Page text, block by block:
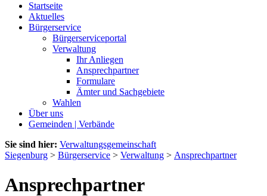
Startseite
Aktuelles
Bürgerservice
Bürgerserviceportal
Verwaltung
Ihr Anliegen
Ansprechpartner
Formulare
Ämter und Sachgebiete
Wahlen
Über uns
Gemeinden | Verbände
Sie sind hier: Verwaltungsgemeinschaft
Siegenburg > Bürgerservice > Verwaltung > Ansprechpartner
Ansprechpartner